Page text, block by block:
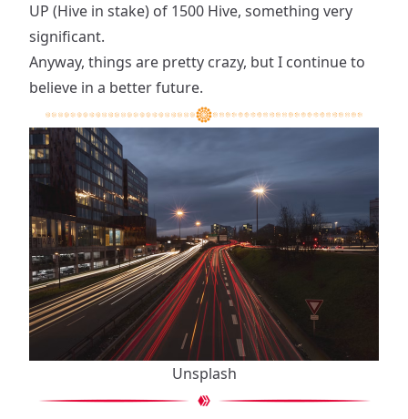
UP (Hive in stake) of 1500 Hive, something very
significant.
Anyway, things are pretty crazy, but I continue to
believe in a better future.
Unsplash